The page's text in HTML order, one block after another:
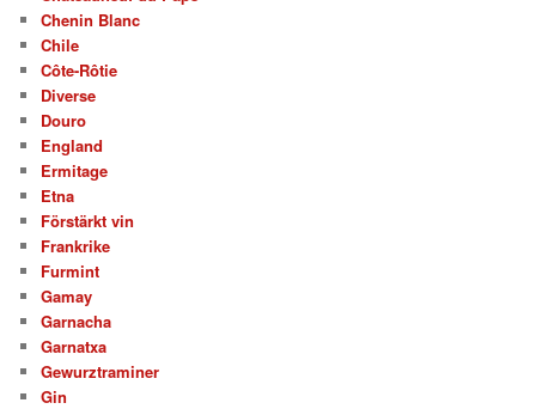
Chenin Blanc
Chile
Côte-Rôtie
Diverse
Douro
England
Ermitage
Etna
Förstärkt vin
Frankrike
Furmint
Gamay
Garnacha
Garnatxa
Gewurztraminer
Gin